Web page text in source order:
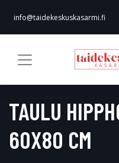
info@taidekeskuskasarmi.fi
TAULU
60X80 CM